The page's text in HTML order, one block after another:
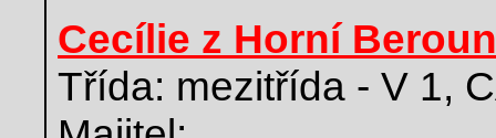
Cecílie z Horní
Třída: mezitřída - V 1,